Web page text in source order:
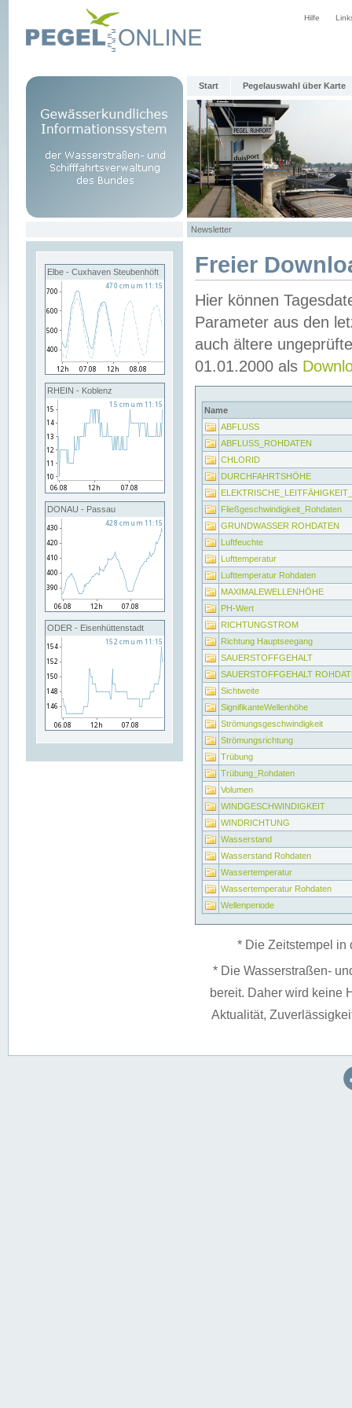
Hilfe
Start Pegelauswahl über Karte
Newsletter
Elbe - Cuxhaven Steubenhöft
RHEIN - Koblenz
DONAU - Passau
ODER - Eisenhüttenstadt
Freier
Hier können
Parameter aus den
auch ältere
01.01.2000 als
Name
ABFLUSS
ABFLUSS_ROHDATEN
CHLORID
DURCHFAHRTSHÖHE
Fließgeschwindigkeit_Rohdaten
GRUNDWASSER ROHDATEN
Luftfeuchte
Lufttemperatur
Lufttemperatur Rohdaten
MAXIMALEWELLENHÖHE
PH-Wert
RICHTUNGSTROM
Richtung Hauptseegang
SAUERSTOFFGEHALT
SAUERSTOFFGEHALT
Sichtweite
SignifikanteWellenhöhe
Strömungsgeschwindigkeit
Strömungsrichtung
Trübung
Trübung_Rohdaten
Volumen
WINDGESCHWINDIGKEIT
WINDRICHTUNG
Wasserstand
Wasserstand Rohdaten
Wassertemperatur
Wassertemperatur Rohdaten
Wellenperiode
* Die Zeitstempel in
* Die Wasserstraßen-
bereit. Daher wird keine
Aktualität,